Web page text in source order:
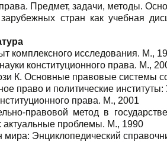
права. Предмет, задачи, методы.
стран как учебная
комплексного исследования. М.,
конституционного права. М.,
К. Основные правовые системы
право и политические
права. М., 2001
правовой метод в
актуальные проблемы. М., 1990
Энциклопедический